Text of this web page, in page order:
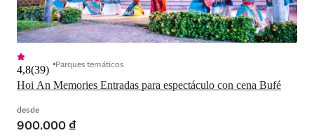
Hoi An Memories Entradas para espectáculo con cena Bufé
4,8(39) Parques temáticos
desde
900.000 ₫